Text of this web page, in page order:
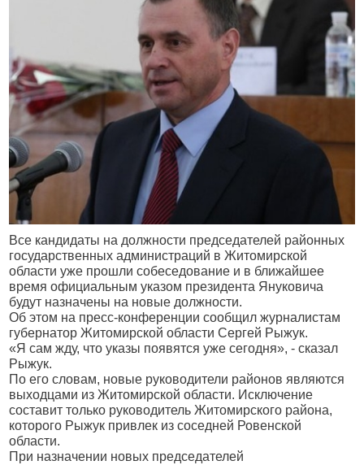
Все кандидаты на должности председателей районных
государственных администраций в Житомирской
области уже прошли собеседование и в ближайшее
время официальным указом президента Януковича
будут назначены на новые должности.
Об этом на пресс-конференции сообщил журналистам
губернатор Житомирской области Сергей Рыжук.
«Я сам жду, что указы появятся уже сегодня», - сказал
Рыжук.
По его словам, новые руководители районов являются
выходцами из Житомирской области. Исключение
составит только руководитель Житомирского района,
которого Рыжук привлек из соседней Ровенской
области.
При назначении новых председателей